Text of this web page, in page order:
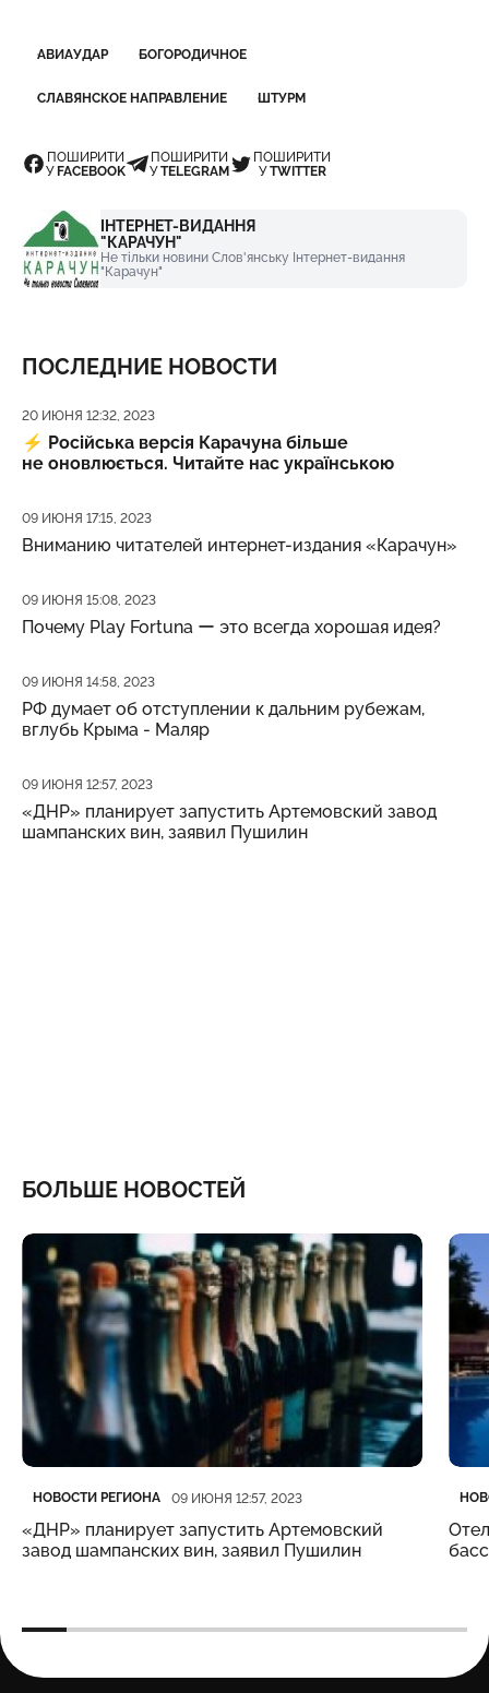
АВИАУДАР БОГОРОДИЧНОЕ
СЛАВЯНСКОЕ НАПРАВЛЕНИЕ ШТУРМ
ПОШИРИТИ
У FACEBOOK
ПОШИРИТИ
УTELEGRAM
ПОШИРИТИ
УTWITTER
ІНТЕРНЕТ-ВИДАННЯ
"КАРАЧУН"
Не тільки новини Слов'янську Інтернет-видання
"Карачун"
ПОСЛЕДНИЕ НОВОСТИ
Дата публикации
20 ИЮНЯ 12:32, 2023
⚡️ Російська версія Карачуна більше
не оновлюється. Читайте нас українською
Дата публикации
09 ИЮНЯ 17:15, 2023
Вниманию читателей интернет-издания «Карачун»
Дата публикации
09 ИЮНЯ 15:08, 2023
Почему Play Fortuna ー это всегда хорошая идея?
Дата публикации
09 ИЮНЯ 14:58, 2023
РФ думает об отступлении к дальним рубежам,
вглубь Крыма - Маляр
Дата публикации
09 ИЮНЯ 12:57, 2023
«ДНР» планирует запустить Артемовский завод
шампанских вин, заявил Пушилин
БОЛЬШЕ НОВОСТЕЙ
Категория
НОВОСТИ РЕГИОНА
Дата публикации 09 ИЮНЯ 12:57, 2023
«ДНР» планирует запустить Артемовский
завод шампанских вин, заявил Пушилин